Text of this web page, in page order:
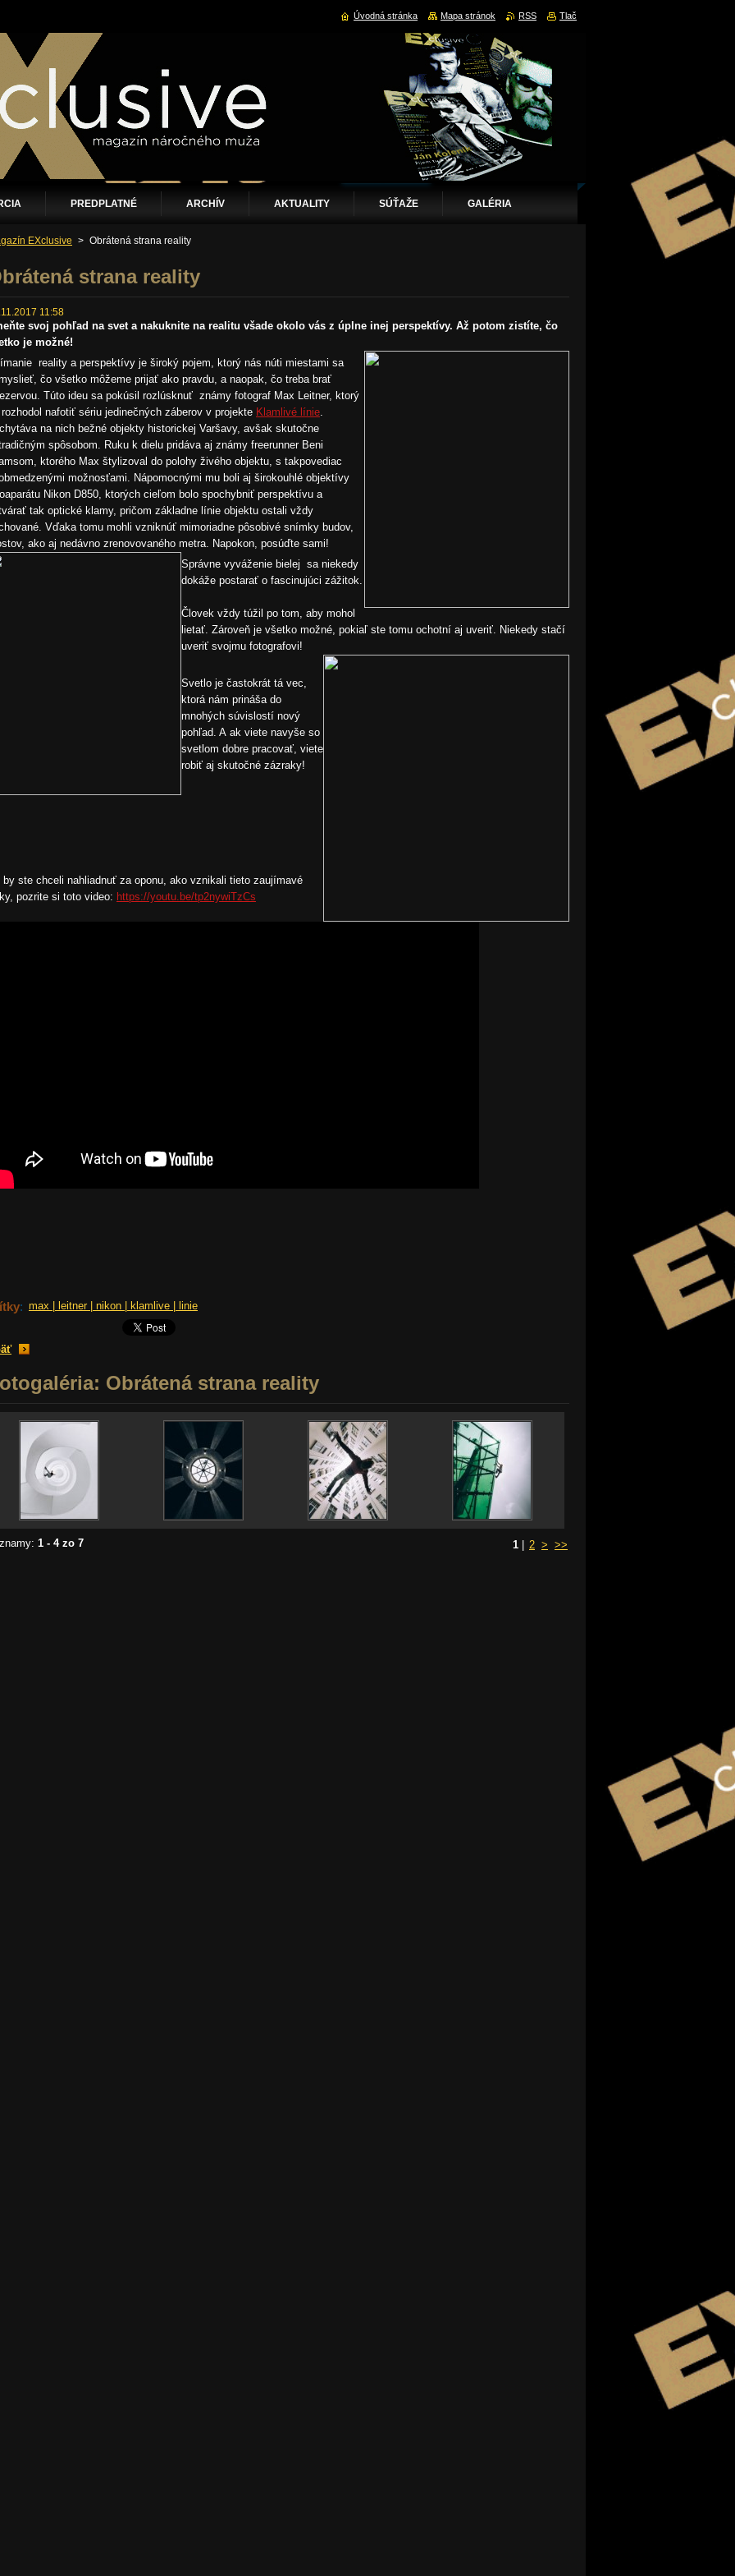
PREDPLATNÉ ARCHÍV AKTUALITY SÚŤAŽE GALÉRIA
EXclusive > Obrátená strana reality
strana reality
11:58
svoj pohľad na svet a nakuknite na realitu všade okolo vás z úplne inej perspektívy. Až potom zistíte, čo
je možné!
reality a perspektívy je široký pojem, ktorý nás núti miestami sa
čo všetko môžeme prijať ako pravdu, a naopak, čo treba brať
Túto ideu sa pokúsil rozlúsknuť známy fotograf Max Leitner, ktorý
nafotiť sériu jedinečných záberov v projekte Klamlivé línie.
na nich bežné objekty historickej Varšavy, avšak skutočne
spôsobom. Ruku k dielu pridáva aj známy freerunner Beni
ktorého Max štylizoval do polohy živého objektu, s takpovediac
možnosťami. Nápomocnými mu boli aj širokouhlé objektívy
Nikon D850, ktorých cieľom bolo spochybniť perspektívu a
tak optické klamy, pričom základne línie objektu ostali vždy
Vďaka tomu mohli vzniknúť mimoriadne pôsobivé snímky budov,
ako aj nedávno zrenovovaného metra. Napokon, posúďte sami!
Správne vyváženie bielej sa niekedy
dokáže postarať o fascinujúci zážitok.
Človek vždy túžil po tom, aby mohol
lietať. Zároveň je všetko možné, pokiaľ ste tomu ochotní aj uveriť. Niekedy stačí
uveriť svojmu fotografovi!
Svetlo je častokrát tá vec,
ktorá nám prináša do
mnohých súvislostí nový
pohľad. A ak viete navyše so
svetlom dobre pracovať, viete
robiť aj skutočné zázraky!
by ste chceli nahliadnuť za oponu, ako vznikali tieto zaujímavé
pozrite si toto video: https://youtu.be/tp2nywiTzCs
: max | leitner | nikon | klamlive | linie
Obrátená strana reality
1 - 4 zo 7 1 2 > >>
Úvodná stránka Mapa stránok RSS Tlač